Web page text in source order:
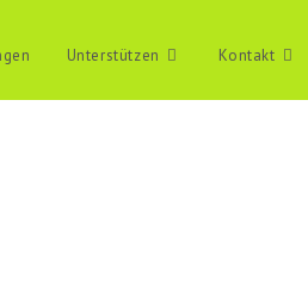
Unterstützen Kontakt